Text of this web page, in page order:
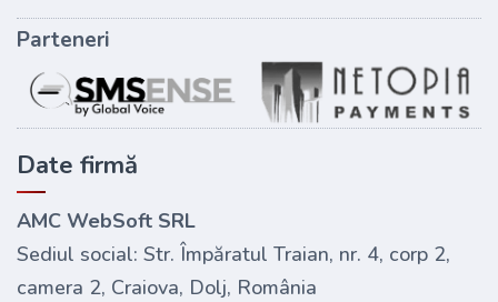
Parteneri
Date firmă
AMC WebSoft SRL
Sediul social: Str. Împăratul Traian, nr. 4, corp 2,
camera 2, Craiova, Dolj, România